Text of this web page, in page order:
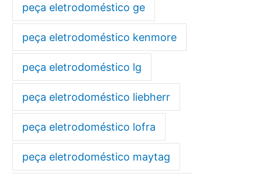
peça eletrodoméstico ge
peça eletrodoméstico kenmore
peça eletrodoméstico lg
peça eletrodoméstico liebherr
peça eletrodoméstico lofra
peça eletrodoméstico maytag